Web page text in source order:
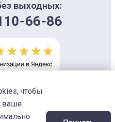
выходных:
66-86
характер и не является
для постановки диагноза и плана
Designed by Freepik
чтобы
ваше